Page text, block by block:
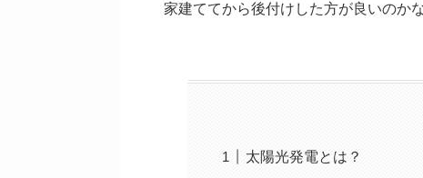
家建ててから後付けした方が良いのか
太陽光発電とは？